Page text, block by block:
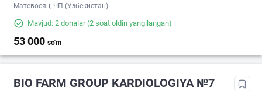
Матевосян, ЧП (Узбекистан)
Mavjud: 2 donalar(2 soat oldin yangilangan)
53 000 so'm
BIO FARM GROUP KARDIOLOGIYA №7